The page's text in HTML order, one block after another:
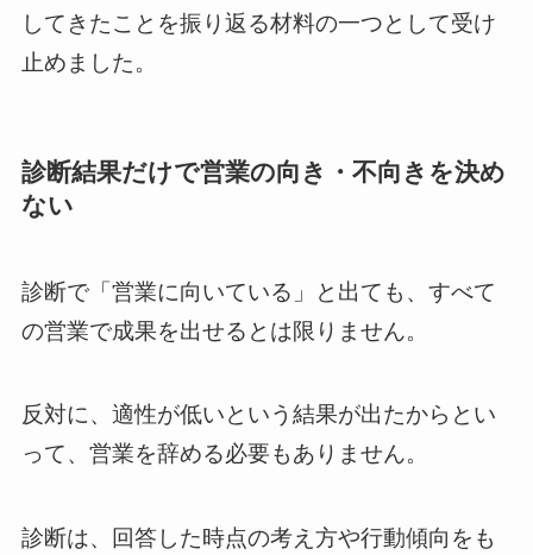
してきたことを振り返る材料の一つとして受け
止めました。
診断結果だけで営業の向き・不向きを決め
ない
診断で「営業に向いている」と出ても、すべて
の営業で成果を出せるとは限りません。
反対に、適性が低いという結果が出たからとい
って、営業を辞める必要もありません。
診断は、回答した時点の考え方や行動傾向をも